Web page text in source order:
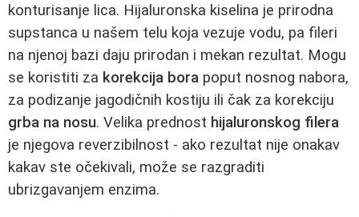
konturisanje lica. Hijaluronska kiselina je prirodna
supstanca u našem telu koja vezuje vodu, pa fileri
na njenoj bazi daju prirodan i mekan rezultat. Mogu
se koristiti za korekcija bora poput nosnog nabora,
za podizanje jagodičnih kostiju ili čak za korekciju
grba na nosu. Velika prednost hijaluronskog filera
je njegova reverzibilnost - ako rezultat nije onakav
kakav ste očekivali, može se razgraditi
ubrizgavanjem enzima.